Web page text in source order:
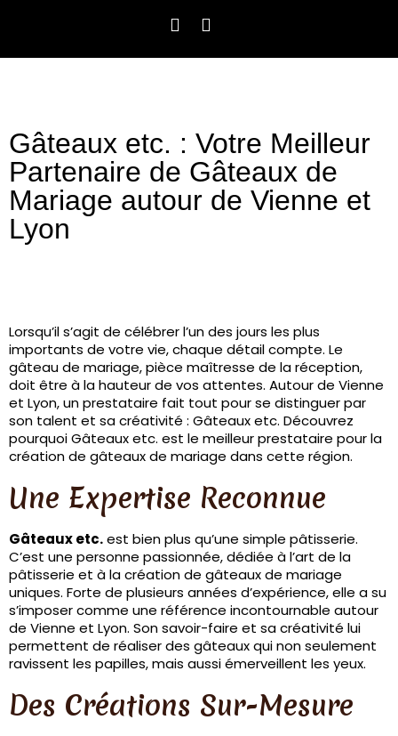
Gâteaux etc. : Votre Meilleur
Partenaire de Gâteaux de
Mariage autour de Vienne et
Lyon
Lorsqu’il s’agit de célébrer l’un des jours les plus
importants de votre vie, chaque détail compte. Le
gâteau de mariage, pièce maîtresse de la réception,
doit être à la hauteur de vos attentes. Autour de Vienne
et Lyon, un prestataire fait tout pour se distinguer par
son talent et sa créativité : Gâteaux etc. Découvrez
pourquoi Gâteaux etc. est le meilleur prestataire pour la
création de gâteaux de mariage dans cette région.
Une Expertise Reconnue
Gâteaux etc.est bien plus qu’une simple pâtisserie.
C’est une personne passionnée, dédiée à l’art de la
pâtisserie et à la création de gâteaux de mariage
uniques. Forte de plusieurs années d’expérience, elle a su
s’imposer comme une référence incontournable autour
de Vienne et Lyon. Son savoir-faire et sa créativité lui
permettent de réaliser des gâteaux qui non seulement
ravissent les papilles, mais aussi émerveillent les yeux.
Des Créations Sur-Mesure